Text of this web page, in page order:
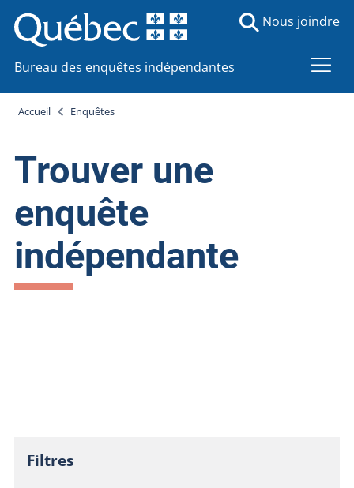
Bureau des enquêtes indépendantes
Nous joindre
Accueil Enquêtes
Trouver une
enquête
indépendante
Filtres